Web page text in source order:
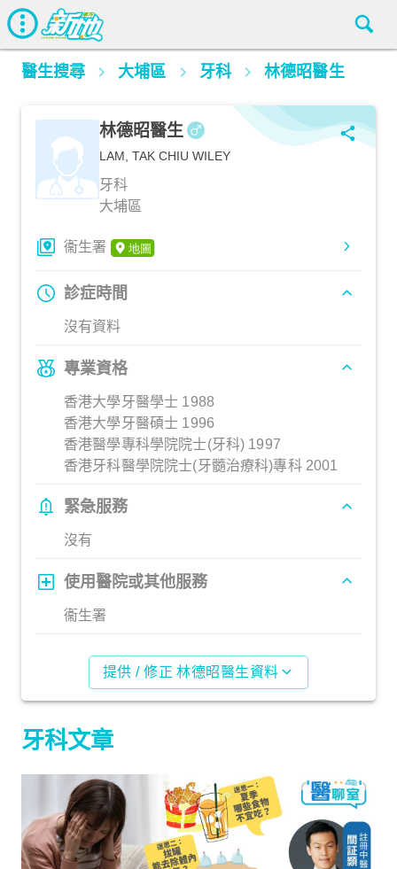
醫生搜尋 大埔區 牙科 林德昭醫生
林德昭醫生
LAM, TAK CHIU WILEY
牙科
大埔區
衞生署
診症時間
沒有資料
專業資格
香港大學牙醫學士 1988
香港大學牙醫碩士 1996
香港醫學專科學院院士(牙科) 1997
香港牙科醫學院院士(牙髓治療科)專科 2001
緊急服務
沒有
使用醫院或其他服務
衞生署
提供 / 修正 林德昭醫生資料
牙科文章